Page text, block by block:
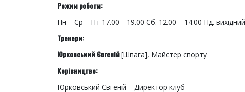
Режим роботи:
Пн – Ср – Пт 17.00 – 19.00 Сб. 12.00 – 14.00 Нд. вихідний
Тренери:
Юрковський Євгеній[Шпага], Майстер спорту
Керівництво:
Юрковський Євгеній – Директор клуб